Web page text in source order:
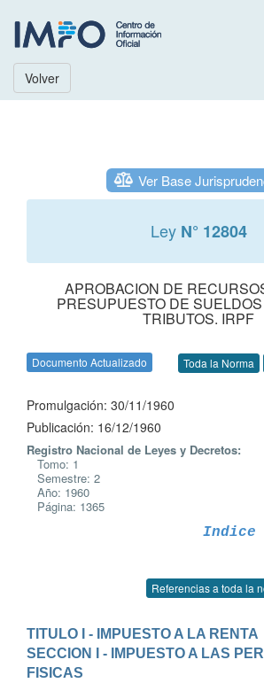
Volver
Ver Base
Ley N° 12804
APROBACION DE
PRESUPUESTO DE
TRIBUTOS. IRPF
Documento Actualizado Toda la Norma
Promulgación: 30/11/1960
Publicación: 16/12/1960
Registro Nacional de Leyes y Decretos:
Tomo: 1
Semestre: 2
Año: 1960
Página: 1365
Indice
Referencias a toda la
TITULO I - IMPUESTO A LA RENTA
SECCION I - IMPUESTO A LAS
FISICAS